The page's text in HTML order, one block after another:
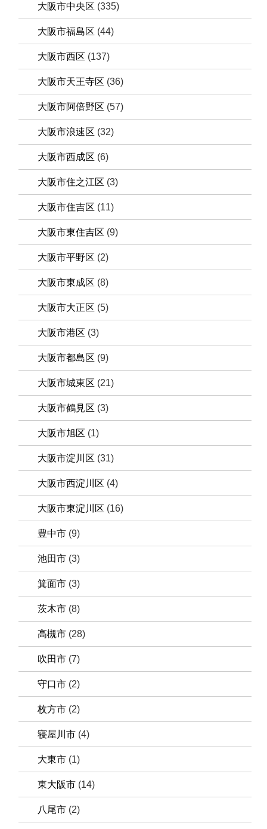
大阪市中央区 (335)
大阪市福島区 (44)
大阪市西区 (137)
大阪市天王寺区 (36)
大阪市阿倍野区 (57)
大阪市浪速区 (32)
大阪市西成区 (6)
大阪市住之江区 (3)
大阪市住吉区 (11)
大阪市東住吉区 (9)
大阪市平野区 (2)
大阪市東成区 (8)
大阪市大正区 (5)
大阪市港区 (3)
大阪市都島区 (9)
大阪市城東区 (21)
大阪市鶴見区 (3)
大阪市旭区 (1)
大阪市淀川区 (31)
大阪市西淀川区 (4)
大阪市東淀川区 (16)
豊中市 (9)
池田市 (3)
箕面市 (3)
茨木市 (8)
高槻市 (28)
吹田市 (7)
守口市 (2)
枚方市 (2)
寝屋川市 (4)
大東市 (1)
東大阪市 (14)
八尾市 (2)